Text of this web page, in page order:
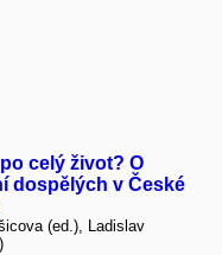
celý život? O
dospělých v České
(ed.), Ladislav